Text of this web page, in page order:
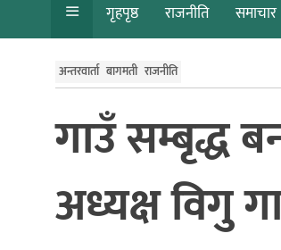
गृहपृष्ठ राजनीति समाचार
अन्तरवार्ता बागमती राजनीति
गाउँ सम्बृद्ध
अध्यक्ष विगु